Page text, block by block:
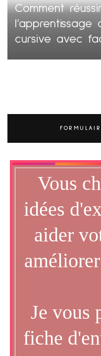
Comment
l’apprentissage
cursive avec